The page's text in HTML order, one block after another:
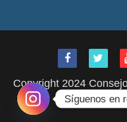
Copyright 2024
de
Síguenos en